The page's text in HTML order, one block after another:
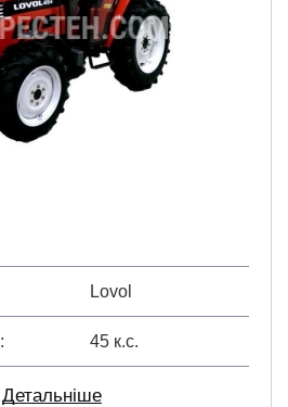
Lovol
45 к.с.
Детальніше